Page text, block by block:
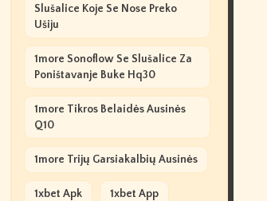
Slušalice Koje Se Nose Preko
Ušiju
1more Sonoflow Se Slušalice Za
Poništavanje Buke Hq30
1more Tikros Belaidės Ausinės
Q10
1more Trijų Garsiakalbių Ausinės
1xbet Apk 1xbet App